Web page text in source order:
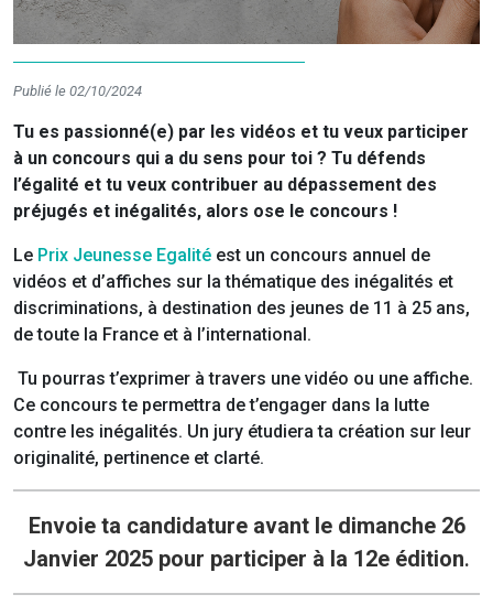
Publié le 02/10/2024
Tu es passionné(e) par les vidéos et tu veux participer
à un concours qui a du sens pour toi ? Tu défends
l’égalité et tu veux contribuer au dépassement des
préjugés et inégalités, alors ose le concours !
Le Prix Jeunesse Egalité est un concours annuel de
vidéos et d’affiches sur la thématique des inégalités et
discriminations, à destination des jeunes de 11 à 25 ans,
de toute la France et à l’international.
Tu pourras t’exprimer à travers une vidéo ou une affiche.
Ce concours te permettra de t’engager dans la lutte
contre les inégalités. Un jury étudiera ta création sur leur
originalité, pertinence et clarté.
Envoie ta candidature avant le dimanche 26
Janvier 2025 pour participer à la 12e édition.